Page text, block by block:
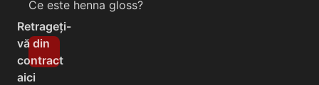
Ce este henna gloss?
Retrageți-
vă din
contract
aici